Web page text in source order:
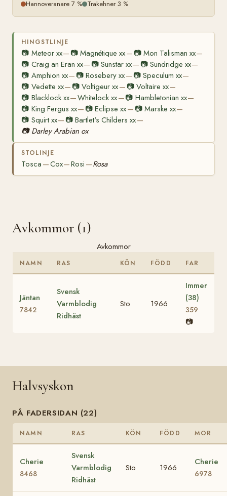
Hannoveranare 7 % Trakehner 3 %
HINGSTLINJE
📷 Meteor xx— 📷Magnétique xx— 📷 Mon Talisman xx—
📷 Craig an Eran xx— 📷Sunstar xx— 📷 Sundridge xx—
📷 Amphion xx— 📷Rosebery xx— 📷 Speculum xx—
📷 Vedette xx— 📷Voltigeur xx— 📷 Voltaire xx—
📷 Blacklock xx—Whitelock xx—📷 Hambletonian xx—
📷 King Fergus xx— 📷Eclipse xx— 📷 Marske xx—
📷 Squirt xx— 📷Bartlet's Childers xx—
📷 Darley Arabian ox
STOLINJE
Tosca —Cox—Rosi —Rosa
Avkommor (1)
Avkommor
NAMN RAS KÖN FÖDD FAR
Jäntan
7842
Svensk
Varmblodig
Ridhäst
Sto 1966
Immer
(38)
359
📷
Halvsyskon
PÅ FADERSIDAN (22)
NAMN RAS KÖN FÖDD MOR
Cherie
8468
Svensk
Varmblodig
Ridhäst
Sto 1966
Cherie
6978